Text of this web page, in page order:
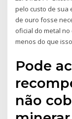
pelo custo de sua
de ouro fosse
oficial do metal
menos do que
Pode
não